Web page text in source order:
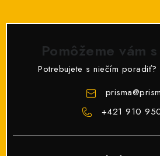
Pomôžeme vám
Potrebujete s niečím poradiť?
prisma@
+421 910